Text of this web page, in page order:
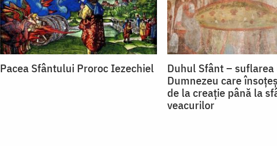
Pacea Sfântului Proroc Iezechiel
Duhul Sfânt – suflarea
Dumnezeu care
de la creație până la
veacurilor